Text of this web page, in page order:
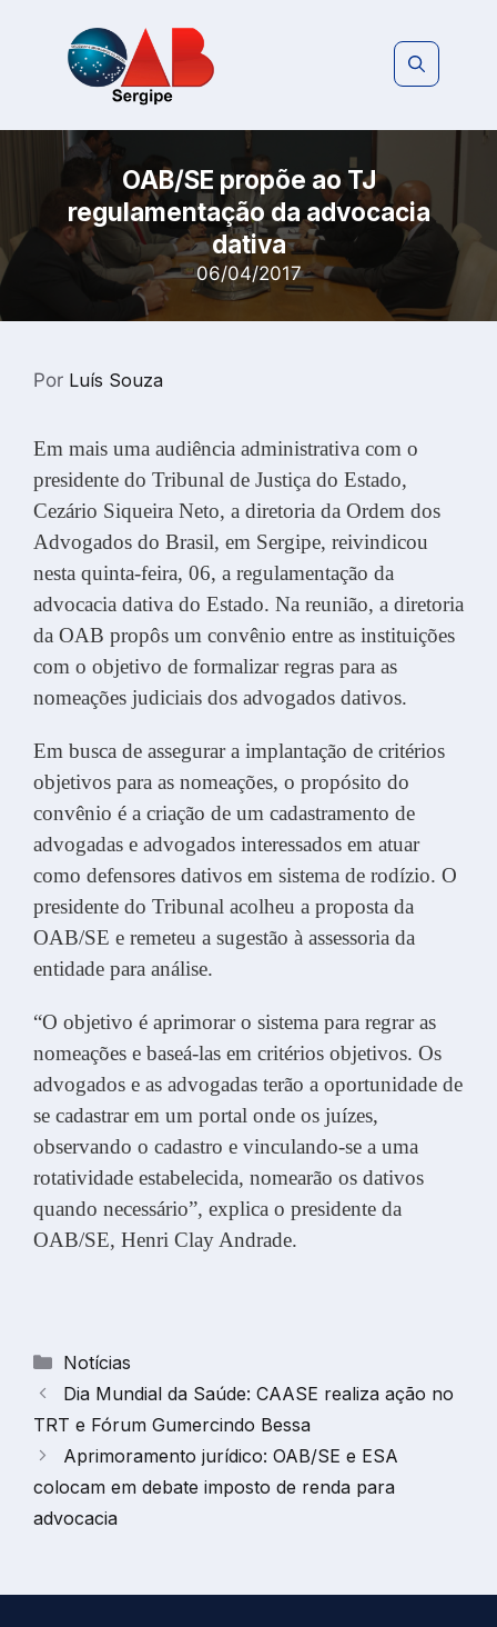
OAB/SE propõe ao TJ
regulamentação da advocacia
dativa
06/04/2017
Por Luís Souza
Em mais uma audiência administrativa com o
presidente do Tribunal de Justiça do Estado,
Cezário Siqueira Neto, a diretoria da Ordem dos
Advogados do Brasil, em Sergipe, reivindicou
nesta quinta-feira, 06, a regulamentação da
advocacia dativa do Estado. Na reunião, a diretoria
da OAB propôs um convênio entre as instituições
com o objetivo de formalizar regras para as
nomeações judiciais dos advogados dativos.
Em busca de assegurar a implantação de critérios
objetivos para as nomeações, o propósito do
convênio é a criação de um cadastramento de
advogadas e advogados interessados em atuar
como defensores dativos em sistema de rodízio. O
presidente do Tribunal acolheu a proposta da
OAB/SE e remeteu a sugestão à assessoria da
entidade para análise.
“O objetivo é aprimorar o sistema para regrar as
nomeações e baseá-las em critérios objetivos. Os
advogados e as advogadas terão a oportunidade de
se cadastrar em um portal onde os juízes,
observando o cadastro e vinculando-se a uma
rotatividade estabelecida, nomearão os dativos
quando necessário”, explica o presidente da
OAB/SE, Henri Clay Andrade.
Categorias
Notícias
Dia Mundial da Saúde: CAASE realiza ação no
TRT e Fórum Gumercindo Bessa
Aprimoramento jurídico: OAB/SE e ESA
colocam em debate imposto de renda para
advocacia